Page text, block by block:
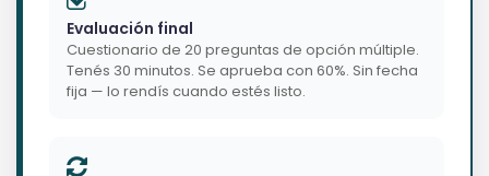
Evaluación final
Cuestionario de 20 preguntas de opción múltiple.
Tenés 30 minutos. Se aprueba con 60%. Sin fecha
fija — lo rendís cuando estés listo.